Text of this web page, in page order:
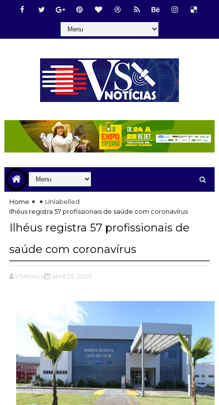
Home
Unlabelled
Ilhéus registra 57 profissionais de saúde com coronavírus
Ilhéus registra 57 profissionais de
saúde com coronavírus
VSNotícias abril 25, 2020